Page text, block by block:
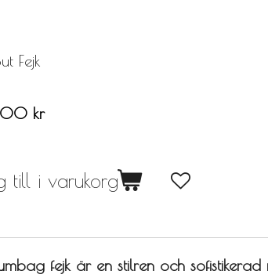
Fejk
kr
till i varukorg
fejk är en stilren och sofistikerad